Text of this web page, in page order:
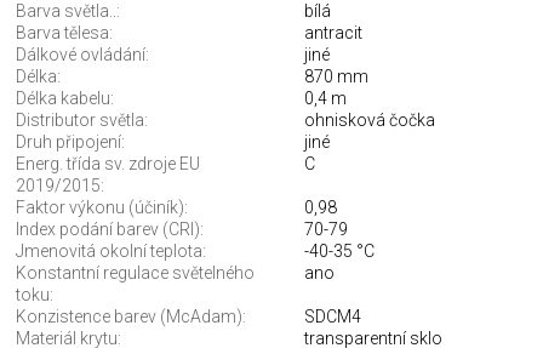
Barva světla..:
bílá
Barva tělesa:
antracit
Dálkové ovládání:
jiné
Délka:
870 mm
Délka kabelu:
0,4 m
Distributor světla:
ohnisková čočka
Druh připojení:
jiné
Energ. třída sv. zdroje EU
2019/2015:
C
Faktor výkonu (účiník):
0,98
Index podání barev (CRI):
70-79
Jmenovitá okolní teplota:
-40-35 °C
Konstantní regulace světelného
toku:
ano
Konzistence barev (McAdam):
SDCM4
Materiál krytu:
transparentní sklo